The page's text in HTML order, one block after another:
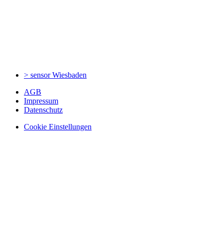
> sensorWiesbaden
AGB
Impressum
Datenschutz
Cookie Einstellungen